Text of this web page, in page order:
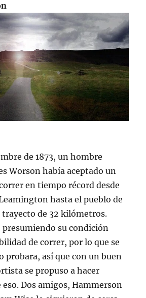
de 1873, un hombre
Worson había aceptado un
en tiempo récord desde
hasta el pueblo de
de 32 kilómetros.
presumiendo su condición
de correr, por lo que se
probara, así que con un buen
se propuso a hacer
Dos amigos, Hammerson